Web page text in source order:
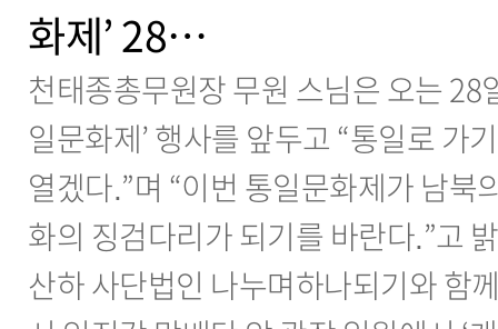
화제’ 28…
천태종총무원장 무원 스님은 오는 28
일문화제’ 행사를 앞두고 “통일로 가
열겠다.”며 “이번 통일문화제가 남북
화의 징검다리가 되기를 바란다.”고
산하 사단법인 나누며하나되기와 함